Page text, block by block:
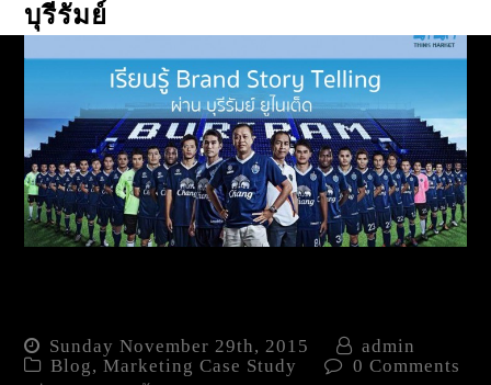
บุรีรัมย์
Sunday November 29th, 2015
admin
Blog,Marketing Case Study 0 Comments